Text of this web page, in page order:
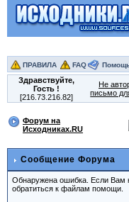
ПРАВИЛА FAQ
Здравствуйте,
Гость!
[216.73.216.82]
Не
письмо
Форум на
Исходниках.RU
Сообщение Форума
Обнаружена ошибка. Если Вам
обратиться к файлам помощи.